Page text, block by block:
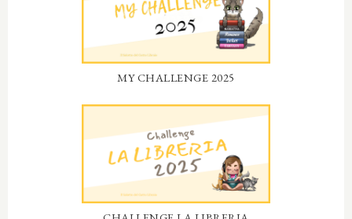
MY CHALLENGE 2025